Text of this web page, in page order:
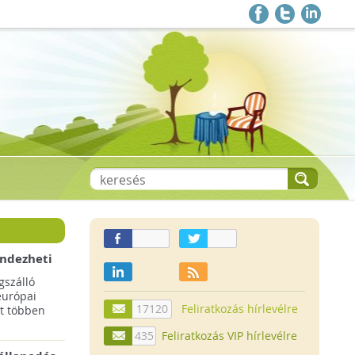
többen
17120
Feliratkozás hírlevélre
435
Feliratkozás VIP hírlevélre